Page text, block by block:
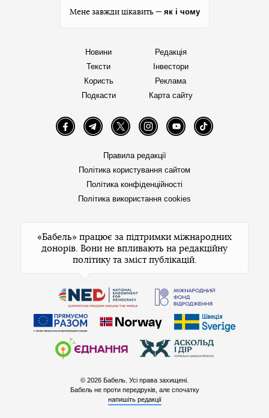
Мене завжди цікавить — як і чому
Новини
Тексти
Користь
Подкасти
Редакція
Інвестори
Реклама
Карта сайту
FacebookTelegramTwitter InstagramYouTube TikTok
Правила редакції
Політика користування сайтом
Політика конфіденційності
Політика використання cookies
«Бабель» працює за підтримки міжнародних
донорів. Вони не впливають на редакційну
політику та зміст публікацій.
© 2026 Бабель. Усі права захищені.
Бабель не проти передруків, але спочатку
напишіть редакції